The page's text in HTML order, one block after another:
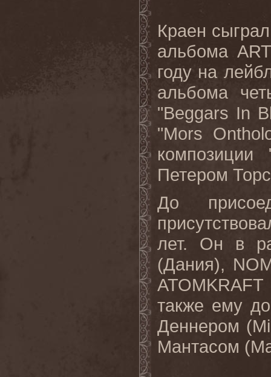
Краен сыграл
альбома
году на
альбома
"Beggars In
"Mors
композиции
Петером
До
лет. Он в
(Дания),
также ему
Деннером
Мантасом